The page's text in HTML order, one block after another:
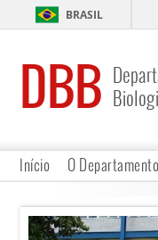
BRASIL
DBB
Início O Departamento